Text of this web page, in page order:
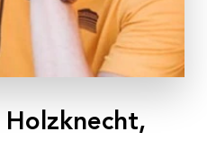
Holzknecht,